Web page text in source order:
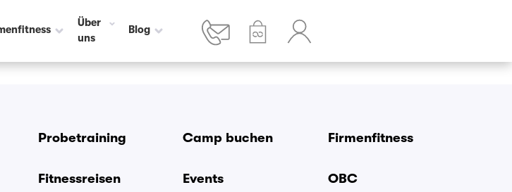
Über
uns
Blog
Probetraining Camp buchen Firmenfitness
Fitnessreisen Events OBC